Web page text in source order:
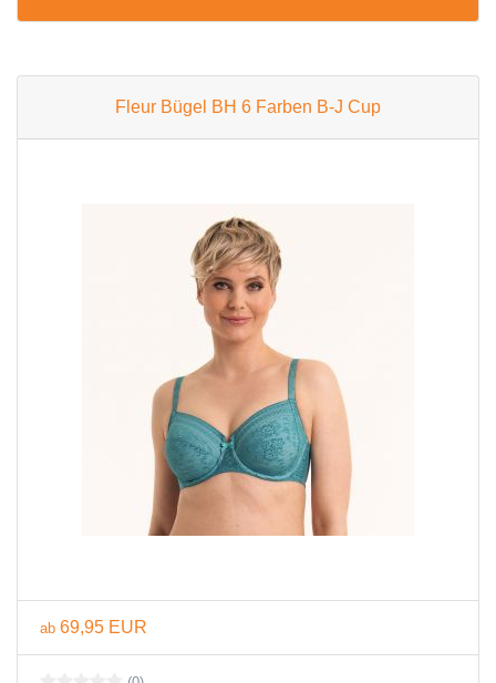
Fleur Bügel BH 6 Farben B-J Cup
ab 69,95 EUR